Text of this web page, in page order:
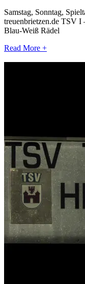
Samstag, Sonntag,
treuenbrietzen.de TSV
Blau-Weiß Rädel
Read More +